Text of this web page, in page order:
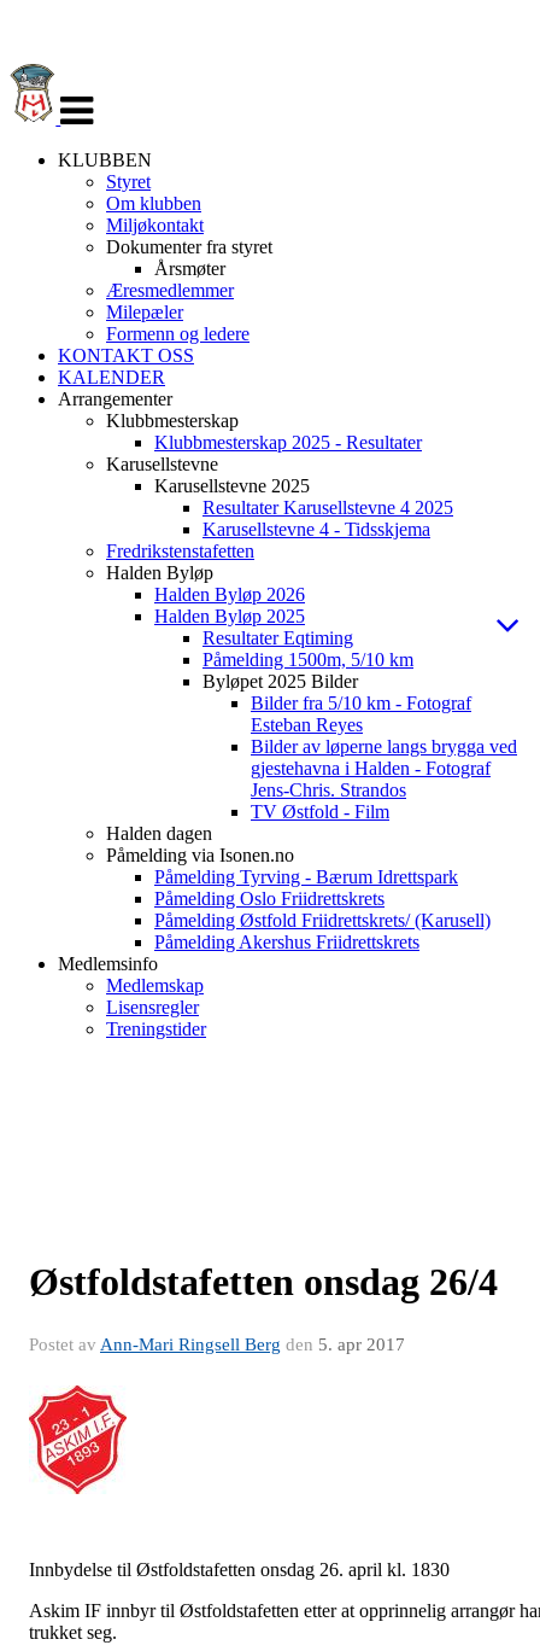
navigasjon
KLUBBEN
Styret
Om klubben
Miljøkontakt
Dokumenter fra styret
Årsmøter
Æresmedlemmer
Milepæler
Formenn og ledere
KONTAKT OSS
KALENDER
Arrangementer
Klubbmesterskap
Klubbmesterskap 2025 - Resultater
Karusellstevne
Karusellstevne 2025
Resultater Karusellstevne 4 2025
Karusellstevne 4 - Tidsskjema
Fredrikstenstafetten
Halden Byløp
Halden Byløp 2026
Halden Byløp 2025
Resultater Eqtiming
Påmelding 1500m, 5/10 km
Byløpet 2025 Bilder
Bilder fra 5/10 km - Fotograf
Esteban Reyes
Bilder av løperne langs brygga ved
gjestehavna i Halden - Fotograf
Jens-Chris. Strandos
TV Østfold - Film
Halden dagen
Påmelding via Isonen.no
Påmelding Tyrving - Bærum Idrettspark
Påmelding Oslo Friidrettskrets
Påmelding Østfold Friidrettskrets/ (Karusell)
Påmelding Akershus Friidrettskrets
Medlemsinfo
Medlemskap
Lisensregler
Treningstider
Østfoldstafetten onsdag 26/4
Postet av Ann-Mari Ringsell Berg den 5. apr 2017
Innbydelse til Østfoldstafetten onsdag 26. april kl. 1830
Askim IF innbyr til Østfoldstafetten etter at opprinnelig arrangør
trukket seg.